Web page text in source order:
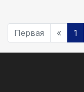
Первая « 1